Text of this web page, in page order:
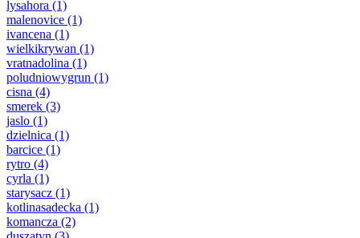
lysahora (1)
malenovice (1)
ivancena (1)
wielkikrywan (1)
vratnadolina (1)
poludniowygrun (1)
cisna (4)
smerek (3)
jaslo (1)
dzielnica (1)
barcice (1)
rytro (4)
cyrla (1)
starysacz (1)
kotlinasadecka (1)
komancza (2)